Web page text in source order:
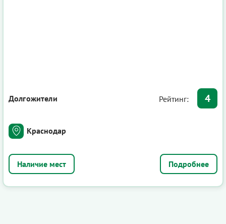
Долгожители Рейтинг: 4
Краснодар
Подробнее